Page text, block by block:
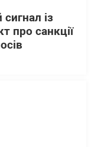
із
про санкції